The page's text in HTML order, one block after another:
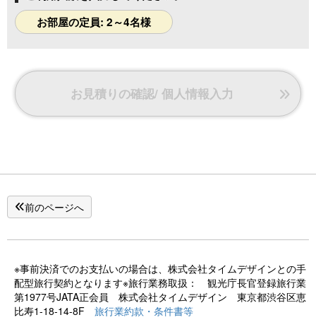
お部屋の定員: 2～4名様
お見積りの確認/ 個人情報入力
前のページへ
※事前決済でのお支払いの場合は、株式会社タイムデザインとの手
配型旅行契約となります※旅行業務取扱： 観光庁長官登録旅行業
第1977号JATA正会員 株式会社タイムデザイン 東京都渋谷区恵
比寿1-18-14-8F 旅行業約款・条件書等